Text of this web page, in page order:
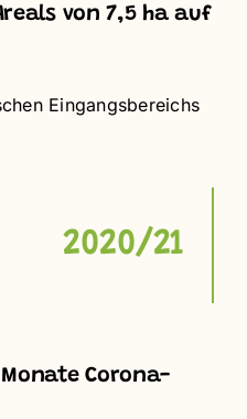
von 7,5 ha auf
Eingangsbereichs
2020/21
Corona-